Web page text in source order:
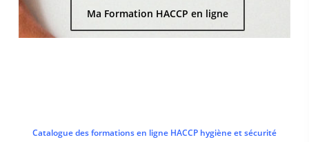
Ma Formation HACCP en ligne
Catalogue des formations en ligne HACCP hygiène et sécurité